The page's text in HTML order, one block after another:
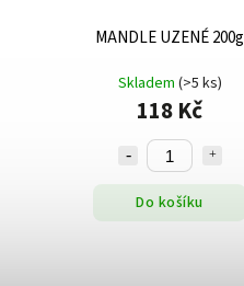
MANDLE UZENÉ 200g
Skladem (>5 ks)
118 Kč
Do košíku